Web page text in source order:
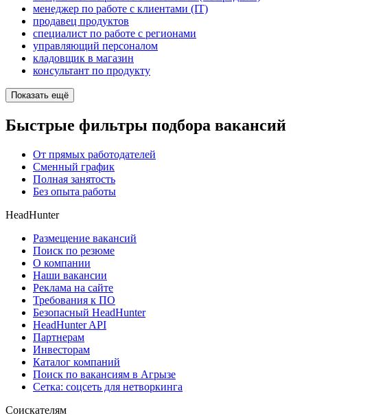
менеджер по работе с клиентами (IT)
продавец продуктов
специалист по работе с регионами
управляющий персоналом
кладовщик в магазин
консультант по продукту
Показать ещё
Быстрые фильтры подбора вакансий
От прямых работодателей
Сменный график
Полная занятость
Без опыта работы
HeadHunter
Размещение вакансий
Поиск по резюме
О компании
Наши вакансии
Реклама на сайте
Требования к ПО
Безопасный HeadHunter
HeadHunter API
Партнерам
Инвесторам
Каталог компаний
Поиск по вакансиям в Агрызе
Сетка: соцсеть для нетворкинга
Соискателям